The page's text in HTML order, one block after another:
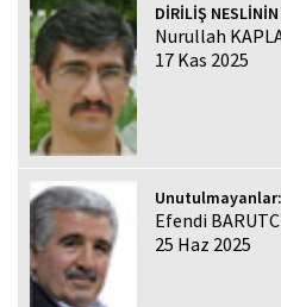
DİRİLİŞ
Nurullah
17 Kas 2025
Efendi
25 Haz 2025